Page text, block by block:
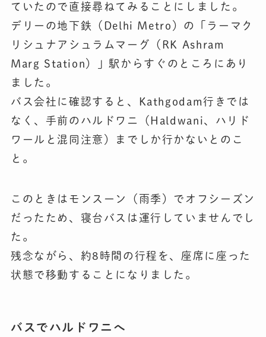
ていたので直接尋ねてみることにしました。
デリーの地下鉄（Delhi Metro）の「ラーマク
リシュナアシュラムマーグ（RK Ashram
Marg Station）」駅からすぐのところにあり
ました。
バス会社に確認すると、Kathgodam行きでは
なく、手前のハルドワニ（Haldwani、ハリド
ワールと混同注意）までしか行かないとのこ
と。
このときはモンスーン（雨季）でオフシーズン
だったため、寝台バスは運行していませんでし
た。
残念ながら、約8時間の行程を、座席に座った
状態で移動することになりました。
バスでハルドワニへ